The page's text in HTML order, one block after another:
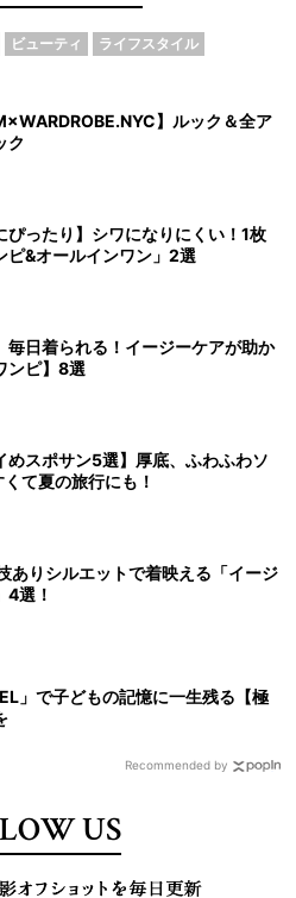
ビューティ ライフスタイル
】ルック＆全ア
ク
ぴったり】シワになりにくい！1枚
ピ&オールインワン」2選
毎日着られる！イージーケアが助か
ンピ】8選
めスポサン5選】厚底、ふわふわソ
て夏の旅行にも！
ありシルエットで着映える「イージ
4選！
」で子どもの記憶に一生残る【極
Recommended by
US